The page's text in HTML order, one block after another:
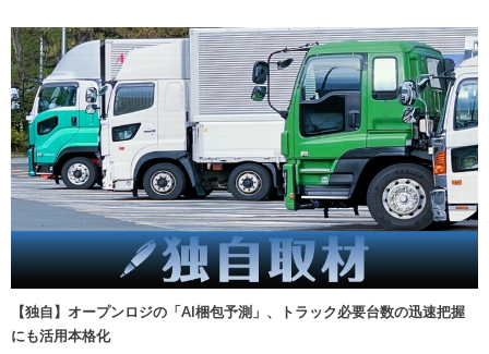
【独自】オープンロジの「AI梱包予測」、トラック必要台数の迅速把握
にも活用本格化